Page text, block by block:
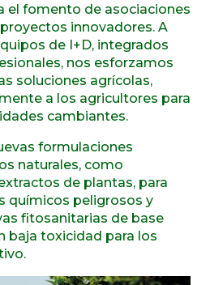
el fomento de asociaciones
innovadores. A
de I+D, integrados
nos esforzamos
soluciones agrícolas,
a los agricultores para
cambiantes.
formulaciones
naturales, como
de plantas, para
químicos peligrosos y
fitosanitarias de base
baja toxicidad para los